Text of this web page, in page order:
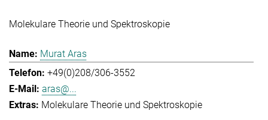
Molekulare Theorie und Spektroskopie
Murat Aras
+49(0)208/306-3552
aras@...
Molekulare Theorie und Spektroskopie